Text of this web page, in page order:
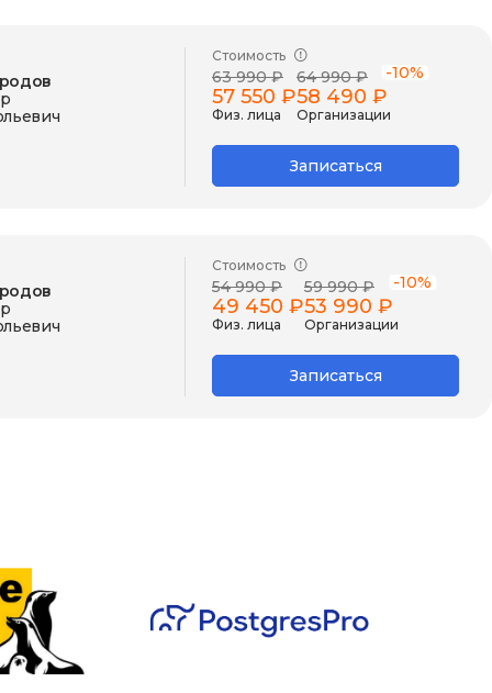
Стоимость
63 990 ₽
57 550 ₽
Физ. лица
64 990 ₽ -10%
58 490 ₽
Организации
Записаться
Стоимость
54 990 ₽
49 450 ₽
Физ. лица
59 990 ₽ -10%
53 990 ₽
Организации
Записаться